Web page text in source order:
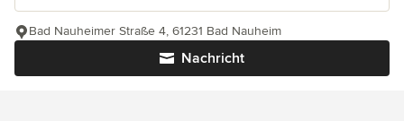
Nachricht
Bad Nauheimer Straße 4, 61231 Bad Nauheim